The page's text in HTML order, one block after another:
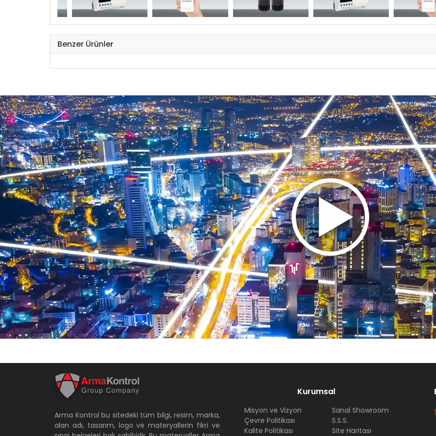
Noktasal hata ve arıza tespit ve raporlaması
Anlık güncellenen, LED ve renkli 3-dijit sayı ve ok ekranı
Kontrol yazılımı üzerinden otoparkın tüm kat ve bölgelerinin
İnternet üzerinden servis erişimi
Kat planlarında her bir park yerinin durumunu gösterebilir.
LED matrix ve RGB sayı, ok ve totem ekranları
Bilgisayar devre dışı kalırsa çalışmaya aksamadan devam eden
mode
Tüm katlarda bilgisayara ihtiyaç duymadan self test fonksiyonu ile
noktasal arıza ve hata tespiti
TCP/IP Bilgi Ekranlarıyla istenilen mesajın otoparktaki bilgi ekranlarına
gönderilmesi
Benzer Ürünler
Arma Kontrol bu sitedeki tüm bilgi, resim, marka,
alan adı, tasarım, logo ve materyallerin fikri ve
Kurumsal
Misyon ve Vizyon
Çevre Politikası
Kalite Politikası
Sanal Showroom
S.S.S.
Site Haritası